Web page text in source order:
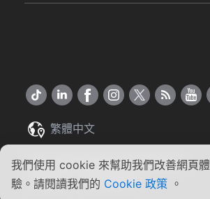
我們使用 cookie 來幫助我們改善網頁體
驗。請閱讀我們的 Cookie 政策 。
繁體中文
Copyright ©2026 ASUSTOR Inc.
使用條款 | 隱私權聲明